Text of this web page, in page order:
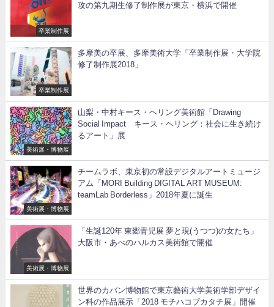
卒業制作展
攻の第九期生修了制作展が東京・横浜で開催
卒業制作展
多摩美の卒展、多摩美術大学「卒業制作展・大学院
修了制作展2018」
美術展・博物展
山梨・中村キース・ヘリング美術館「Drawing
Social Impact キース・ヘリング：社会に生き続け
るアート」展
美術展・博物展
チームラボ、東京初の常設デジタルアートミュージ
アム「MORI Building DIGITAL ART MUSEUM:
teamLab Borderless」2018年夏に誕生
美術展・博物展
「生誕120年 東郷青児展 夢と現(うつつ)の女たち」
大阪市・あべのハルカス美術館で開催
世界のカバン博物館で東京藝術大学美術学部デザイ
ン科の作品展示「2018 モチハコブカタチ展」開催